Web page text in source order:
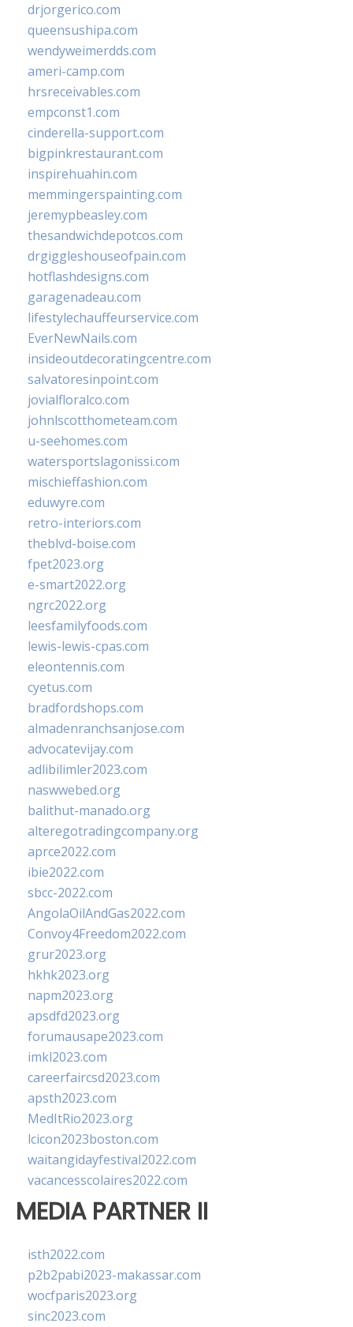
drjorgerico.com
queensushipa.com
wendyweimerdds.com
ameri-camp.com
hrsreceivables.com
empconst1.com
cinderella-support.com
bigpinkrestaurant.com
inspirehuahin.com
memmingerspainting.com
jeremypbeasley.com
thesandwichdepotcos.com
drgiggleshouseofpain.com
hotflashdesigns.com
garagenadeau.com
lifestylechauffeurservice.com
EverNewNails.com
insideoutdecoratingcentre.com
salvatoresinpoint.com
jovialfloralco.com
johnlscotthometeam.com
u-seehomes.com
watersportslagonissi.com
mischieffashion.com
eduwyre.com
retro-interiors.com
theblvd-boise.com
fpet2023.org
e-smart2022.org
ngrc2022.org
leesfamilyfoods.com
lewis-lewis-cpas.com
eleontennis.com
cyetus.com
bradfordshops.com
almadenranchsanjose.com
advocatevijay.com
adlibilimler2023.com
naswwebed.org
balithut-manado.org
alteregotradingcompany.org
aprce2022.com
ibie2022.com
sbcc-2022.com
AngolaOilAndGas2022.com
Convoy4Freedom2022.com
grur2023.org
hkhk2023.org
napm2023.org
apsdfd2023.org
forumausape2023.com
imkl2023.com
careerfaircsd2023.com
apsth2023.com
MedItRio2023.org
lcicon2023boston.com
waitangidayfestival2022.com
vacancesscolaires2022.com
MEDIA PARTNER II
isth2022.com
p2b2pabi2023-makassar.com
wocfparis2023.org
sinc2023.com